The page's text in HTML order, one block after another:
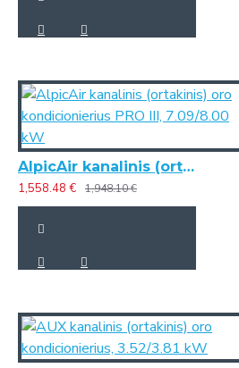
AlpicAir kanalinis (ortakinis) oro kondicionierius PRO III, 7.09/8.00 kW
1,558.48 € 1,948.10 €